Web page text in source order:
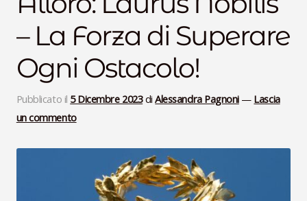
Aggiornamento
Consulenze
Carte Oli Essenziali
– La Forza di Superare
Ogni Ostacolo!
Pubblicato il 5 Dicembre 2023diAlessandra Pagnoni — Lascia
un commento